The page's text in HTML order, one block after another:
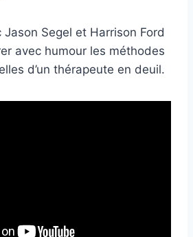
Segel et Harrison Ford
avec humour les méthodes
d’un thérapeute en deuil.